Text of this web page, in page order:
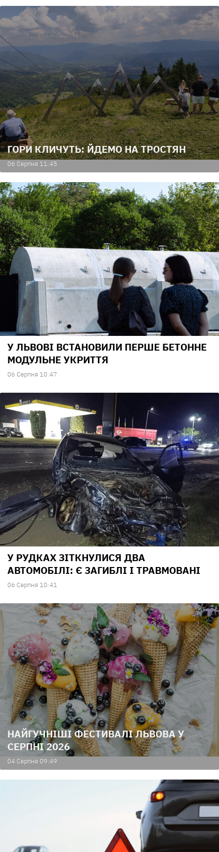
ГОРИ КЛИЧУТЬ: ЙДЕМО НА ТРОСТЯН
06 Серпня 11:45
У ЛЬВОВІ ВСТАНОВИЛИ ПЕРШЕ БЕТОННЕ
МОДУЛЬНЕ УКРИТТЯ
06 Серпня 10:47
У РУДКАХ ЗІТКНУЛИСЯ ДВА
АВТОМОБІЛІ: Є ЗАГИБЛІ І ТРАВМОВАНІ
06 Серпня 10:41
НАЙГУЧНІШІ ФЕСТИВАЛІ ЛЬВОВА У
СЕРПНІ 2026
04 Серпня 09:49